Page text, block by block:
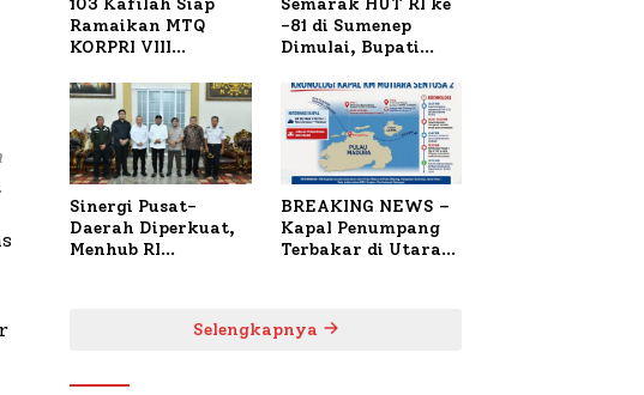
Ramaikan MTQ
KORPRI VIII
1.024 Peserta
Terdaftar
-81 di Sumenep
Dimulai, Bupati
Doa untuk Korban
Kapal Terbakar
Sinergi Pusat-
Daerah Diperkuat,
Menhub RI
Mutiara Sentosa II
BREAKING NEWS –
Kapal Penumpang
Terbakar di Utara
Selengkapnya